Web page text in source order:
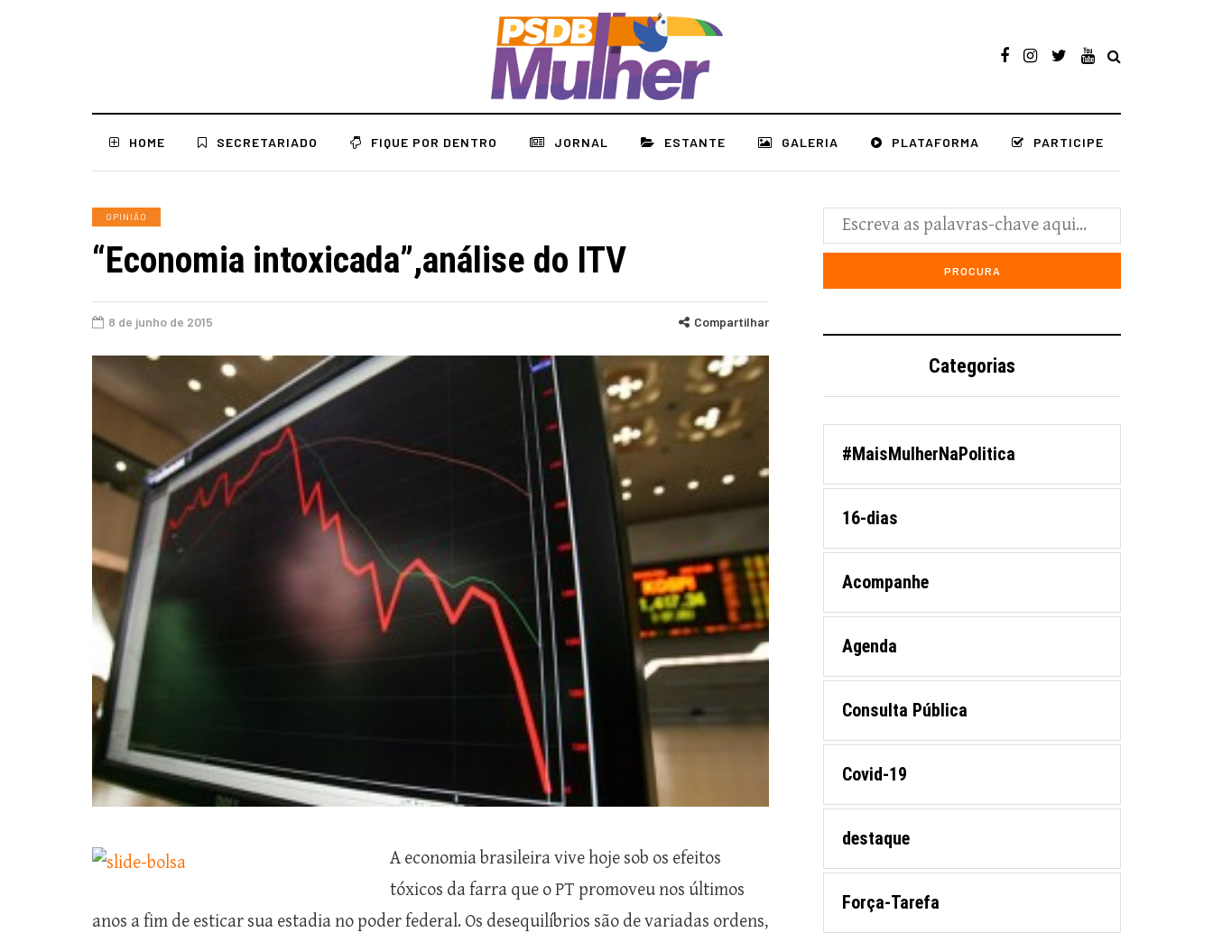
HOME SECRETARIADO FIQUE POR DENTRO JORNAL ESTANTE GALERIA PLATAFORMA PARTICIPE
OPINIÃO
“Economia intoxicada”,análise do ITV
8 de junho de 2015 Compartilhar
A economia brasileira vive hoje sob os efeitos
tóxicos da farra que o PT promoveu nos últimos
anos a fim de esticar sua estadia no poder federal. Os desequilíbrios são de variadas ordens,
Categorias
#MaisMulherNaPolitica
16-dias
Acompanhe
Agenda
Consulta Pública
Covid-19
destaque
Força-Tarefa